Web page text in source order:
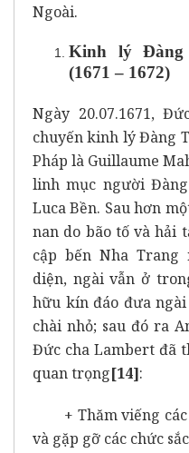
Ngoài.
Kinh lý
(1671 – 1672)
Ngày 20.07.1671,
chuyến kinh lý Đàng
Pháp là Guillaume
linh mục người
Luca Bền. Sau hơn
nan do bão tố và hải
cập bến Nha Trang
diện, ngài vẫn ở
hữu kín đáo đưa
chài nhỏ; sau đó ra
Đức cha Lambert đã
quan trọng[14]:
+ Thăm viếng các
và gặp gỡ các chức